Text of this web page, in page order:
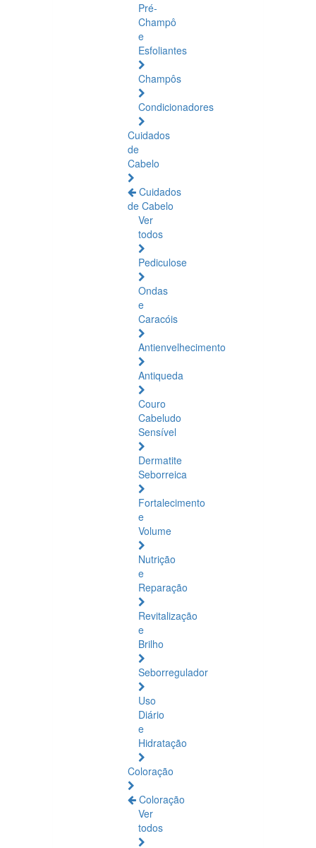
Pré-
Champô
e
Esfoliantes
Champôs
Condicionadores
Cuidados
de
Cabelo
Cuidados
de Cabelo
Ver
todos
Pediculose
Ondas
e
Caracóis
Antienvelhecimento
Antiqueda
Couro
Cabeludo
Sensível
Dermatite
Seborreica
Fortalecimento
e
Volume
Nutrição
e
Reparação
Revitalização
e
Brilho
Seborregulador
Uso
Diário
e
Hidratação
Coloração
Coloração
Ver
todos